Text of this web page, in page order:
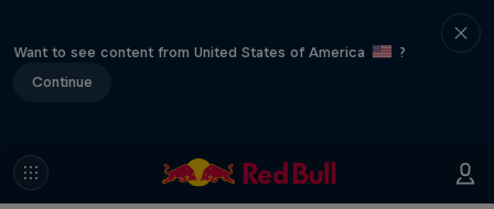
Want to see content from United States of America
?
Continue
Skate Tales